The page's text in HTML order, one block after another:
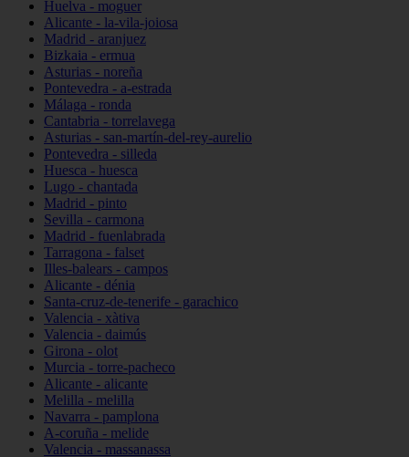
Huelva - moguer
Alicante - la-vila-joiosa
Madrid - aranjuez
Bizkaia - ermua
Asturias - noreña
Pontevedra - a-estrada
Málaga - ronda
Cantabria - torrelavega
Asturias - san-martín-del-rey-aurelio
Pontevedra - silleda
Huesca - huesca
Lugo - chantada
Madrid - pinto
Sevilla - carmona
Madrid - fuenlabrada
Tarragona - falset
Illes-balears - campos
Alicante - dénia
Santa-cruz-de-tenerife - garachico
Valencia - xàtiva
Valencia - daimús
Girona - olot
Murcia - torre-pacheco
Alicante - alicante
Melilla - melilla
Navarra - pamplona
A-coruña - melide
Valencia - massanassa